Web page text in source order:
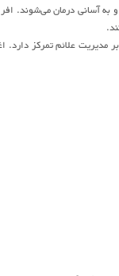
درمان می‌شوند.
علائم تمرکز دارد.